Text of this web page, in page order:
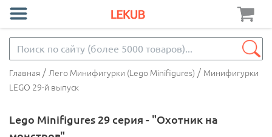
Главная / Лего Минифигурки (Lego Minifigures) / Минифигурки
LEGO 29-й выпуск
Lego Minifigures 29 серия - "Охотник на